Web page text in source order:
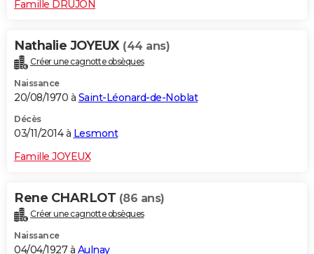
Famille DRUJON
Nathalie JOYEUX (44 ans)
Créer une cagnotte obsèques
Naissance
20/08/1970 à Saint-Léonard-de-Noblat
Décès
03/11/2014 à Lesmont
Famille JOYEUX
Rene CHARLOT (86 ans)
Créer une cagnotte obsèques
Naissance
04/04/1927 à Aulnay